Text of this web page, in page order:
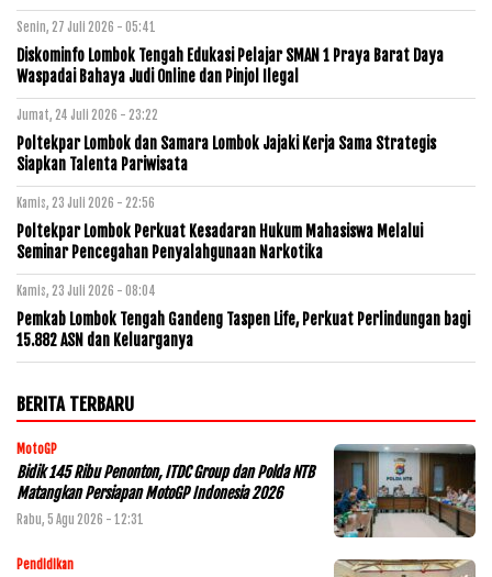
Senin, 27 Juli 2026 - 05:41
Diskominfo Lombok Tengah Edukasi Pelajar SMAN 1 Praya Barat Daya
Waspadai Bahaya Judi Online dan Pinjol Ilegal
Jumat, 24 Juli 2026 - 23:22
Poltekpar Lombok dan Samara Lombok Jajaki Kerja Sama Strategis
Siapkan Talenta Pariwisata
Kamis, 23 Juli 2026 - 22:56
Poltekpar Lombok Perkuat Kesadaran Hukum Mahasiswa Melalui
Seminar Pencegahan Penyalahgunaan Narkotika
Kamis, 23 Juli 2026 - 08:04
Pemkab Lombok Tengah Gandeng Taspen Life, Perkuat Perlindungan bagi
15.882 ASN dan Keluarganya
BERITA TERBARU
MotoGP
Bidik 145 Ribu Penonton, ITDC Group dan Polda NTB
Matangkan Persiapan MotoGP Indonesia 2026
Rabu, 5 Agu 2026 - 12:31
Pendidikan